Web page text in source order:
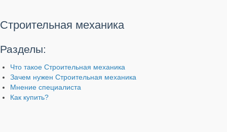
Строительная механика
Разделы:
Что такое Строительная механика
Зачем нужен Строительная механика
Мнение специалиста
Как купить?